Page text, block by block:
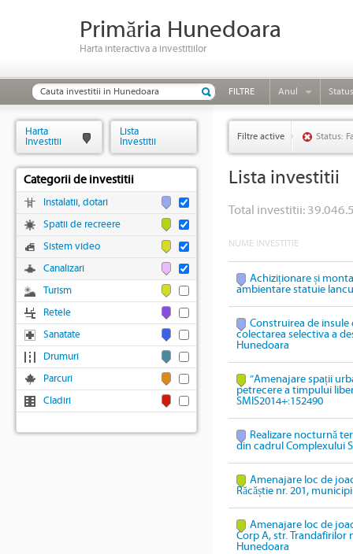
Primăria Hunedoara
Harta interactiva a investitiilor
FILTRE Anul Status
Filtre active Status:
Lista investitii
Total investitii:
NUME INVESTITIE
Achiziționare și
ambientare statuie
Construirea de
colectarea selectiva a
Hunedoara
”Amenajare spații
petrecere a timpului
SMIS2014+:152490
Realizare nocturnă
din cadrul Complexului
Amenajare loc de
Răcăștie nr. 201,
Amenajare loc de
Corp A, str. Trandafirilor
Hunedoara
Harta
Investitii
Lista
Investitii
Categorii de investitii
Instalatii, dotari
Spatii de recreere
Sistem video
Canalizari
Turism
Retele
Sanatate
Drumuri
Parcuri
Cladiri